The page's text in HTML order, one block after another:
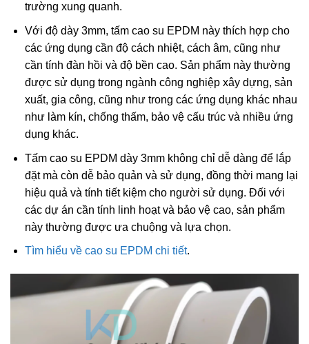
trường xung quanh.
Với độ dày 3mm, tấm cao su EPDM này thích hợp cho
các ứng dụng cần độ cách nhiệt, cách âm, cũng như
cần tính đàn hồi và độ bền cao. Sản phẩm này thường
được sử dụng trong ngành công nghiệp xây dựng, sản
xuất, gia công, cũng như trong các ứng dụng khác nhau
như làm kín, chống thấm, bảo vệ cấu trúc và nhiều ứng
dụng khác.
Tấm cao su EPDM dày 3mm không chỉ dễ dàng để lắp
đặt mà còn dễ bảo quản và sử dụng, đồng thời mang lại
hiệu quả và tính tiết kiệm cho người sử dụng. Đối với
các dự án cần tính linh hoạt và bảo vệ cao, sản phẩm
này thường được ưa chuộng và lựa chọn.
Tìm hiểu về cao su EPDM chi tiết.